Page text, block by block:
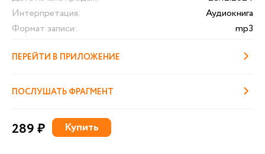
Интерпретация:
Аудиокнига
Формат записи:
mp3
ПЕРЕЙТИ В ПРИЛОЖЕНИЕ
ПОСЛУШАТЬ ФРАГМЕНТ
289 ₽ Купить